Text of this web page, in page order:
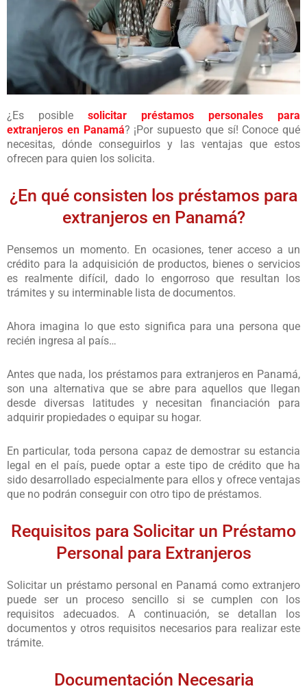
¿Es posible solicitar préstamos personales para
extranjeros en Panamá? ¡Por supuesto que sí! Conoce qué
necesitas, dónde conseguirlos y las ventajas que estos
ofrecen para quien los solicita.
¿En qué consisten los préstamos para
extranjeros en Panamá?
Pensemos un momento. En ocasiones, tener acceso a un
crédito para la adquisición de productos, bienes o servicios
es realmente difícil, dado lo engorroso que resultan los
trámites y su interminable lista de documentos.
Ahora imagina lo que esto significa para una persona que
recién ingresa al país…
Antes que nada, los préstamos para extranjeros en Panamá,
son una alternativa que se abre para aquellos que llegan
desde diversas latitudes y necesitan financiación para
adquirir propiedades o equipar su hogar.
En particular, toda persona capaz de demostrar su estancia
legal en el país, puede optar a este tipo de crédito que ha
sido desarrollado especialmente para ellos y ofrece ventajas
que no podrán conseguir con otro tipo de préstamos.
Requisitos para Solicitar un Préstamo
Personal para Extranjeros
Solicitar un préstamo personal en Panamá como extranjero
puede ser un proceso sencillo si se cumplen con los
requisitos adecuados. A continuación, se detallan los
documentos y otros requisitos necesarios para realizar este
trámite.
Documentación Necesaria